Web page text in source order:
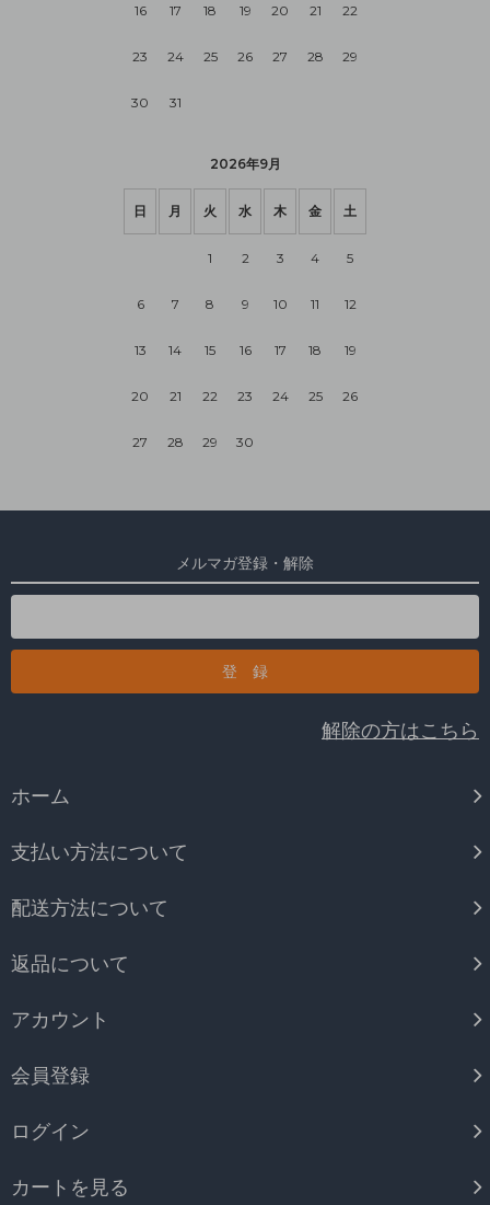
16 17 18 19 20 21 22
23 24 25 26 27 28 29
30 31
2026年9月
日 月 火 水 木 金 土
1 2 3 4 5
6 7 8 9 10 11 12
13 14 15 16 17 18 19
20 21 22 23 24 25 26
27 28 29 30
メルマガ登録・解除
解除の方はこちら
ホーム
支払い方法について
配送方法について
返品について
アカウント
会員登録
ログイン
カートを見る